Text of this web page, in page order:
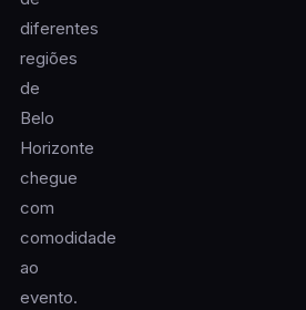
diferentes
regiões
de
Belo
Horizonte
chegue
com
comodidade
ao
evento.